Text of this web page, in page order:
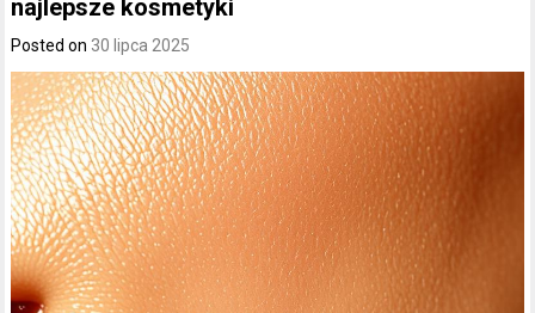
najlepsze kosmetyki
Posted on 30 lipca 2025